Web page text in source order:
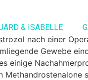
& ISABELLE
nach einer
Gewebe
einige